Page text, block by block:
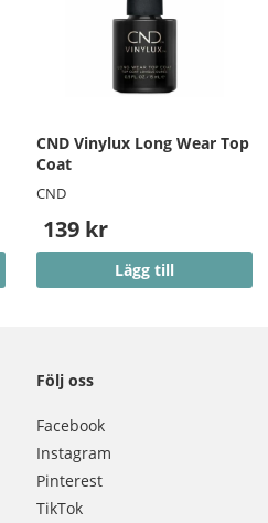
CND Vinylux Long Wear Top
Coat
CND
139 kr
Lägg till
Följ oss
Facebook
Instagram
Pinterest
TikTok